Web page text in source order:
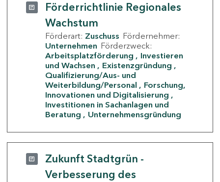
Förderrichtlinie Regionales
Wachstum
Förderart: Zuschuss Fördernehmer:
Unternehmen Förderzweck:
Arbeitsplatzförderung
Investieren
und Wachsen
Existenzgründung
Qualifizierung/Aus- und
Weiterbildung/Personal
Forschung,
Innovationen und Digitalisierung
Investitionen in Sachanlagen und
Beratung
Unternehmensgründung
Zukunft Stadtgrün -
Verbesserung des